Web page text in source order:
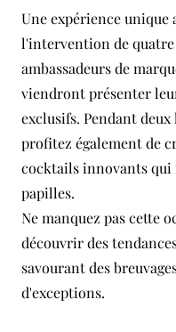
Une expérience unique
l'intervention de quatre
ambassadeurs de
viendront présenter
exclusifs. Pendant deux
profitez également de
cocktails innovants
papilles.
Ne manquez pas cette
découvrir des
savourant des
d'exceptions.